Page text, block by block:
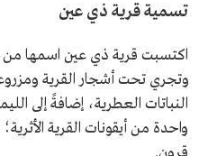
تسمية قرية ذي عين
اكتسبت قرية ذي عين اسمها من
وتجري تحت أشجار القرية
النباتات العطرية، إضافةً إلى
واحدة من أيقونات القرية